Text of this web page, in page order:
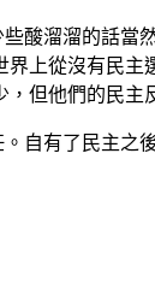
溜溜的話當
上從沒有民
但他們的民主
有了民主之